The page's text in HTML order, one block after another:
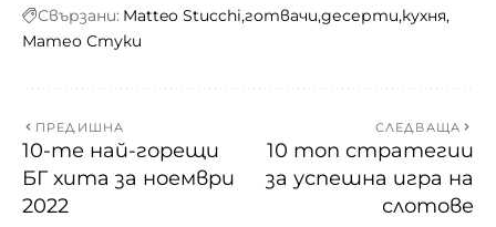
Свързани: Matteo Stucchi готвачи десерти кухня
Матео Стуки
ПРЕДИШНА
10-те най-горещи
БГ хита за ноември
2022
СЛЕДВАЩА
10 топ стратегии
за успешна игра на
слотове